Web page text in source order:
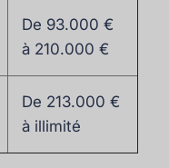
De 93.000 €
à 210.000 €
De 213.000 €
à illimité